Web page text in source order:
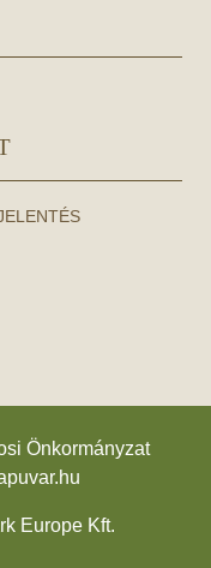
Önkormányzat
Europe Kft.